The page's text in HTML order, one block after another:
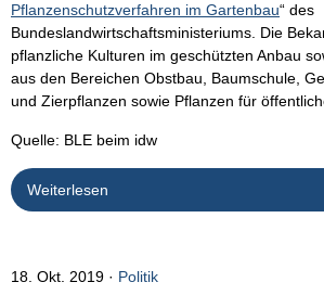
Pflanzenschutzverfahren im Gartenbau“ des
Bundeslandwirtschaftsministeriums. Die
pflanzliche Kulturen im geschützten Anbau
aus den Bereichen Obstbau, Baumschule,
und Zierpflanzen sowie Pflanzen für
Quelle: BLE beim idw
Weiterlesen
18. Okt. 2019 Politik